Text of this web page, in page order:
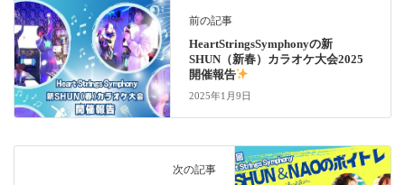
前の記事
HeartStringsSymphonyの新
SHUN（新春）カラオケ大会2025
開催報告
2025年1月9日
次の記事